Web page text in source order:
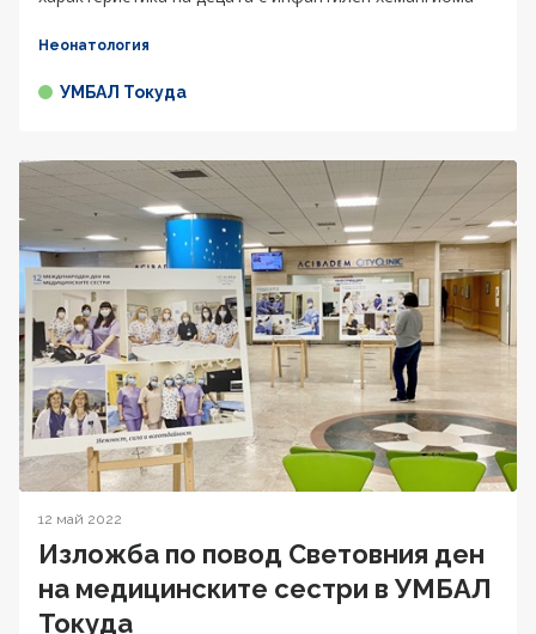
Неонатология
УМБАЛ Токуда
12 май 2022
Изложба по повод Световния ден
на медицинските сестри в УМБАЛ
Токуда